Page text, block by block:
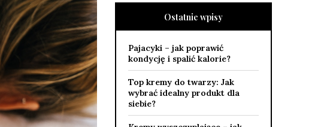
Ostatnie wpisy
Pajacyki – jak poprawić
kondycję i spalić kalorie?
Top kremy do twarzy: Jak
wybrać idealny produkt dla
siebie?